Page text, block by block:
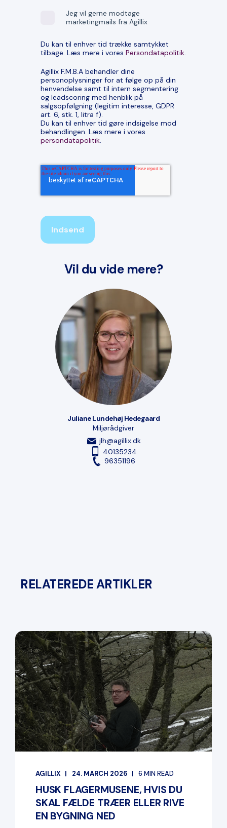
Jeg vil gerne modtage
marketingmails fra Agillix
Du kan til enhver tid trække samtykket
tilbage. Læs mere i vores Persondatapolitik.
Agillix F.M.B.A behandler dine
personoplysninger for at følge op på din
henvendelse samt til intern segmentering
og leadscoring med henblik på
salgsopfølgning (legitim interesse, GDPR
art. 6, stk. 1, litra f).
Du kan til enhver tid gøre indsigelse mod
behandlingen. Læs mere i vores
persondatapolitik.
Indsend
Vil du vide mere?
Juliane Lundehøj Hedegaard
Miljørådgiver
jlh@agillix.dk
40135234
96351196
RELATEREDE ARTIKLER
AGILLIX 24. MARCH 2026 6 MIN READ
HUSK FLAGERMUSENE, HVIS DU
SKAL FÆLDE TRÆER ELLER RIVE
EN BYGNING NED